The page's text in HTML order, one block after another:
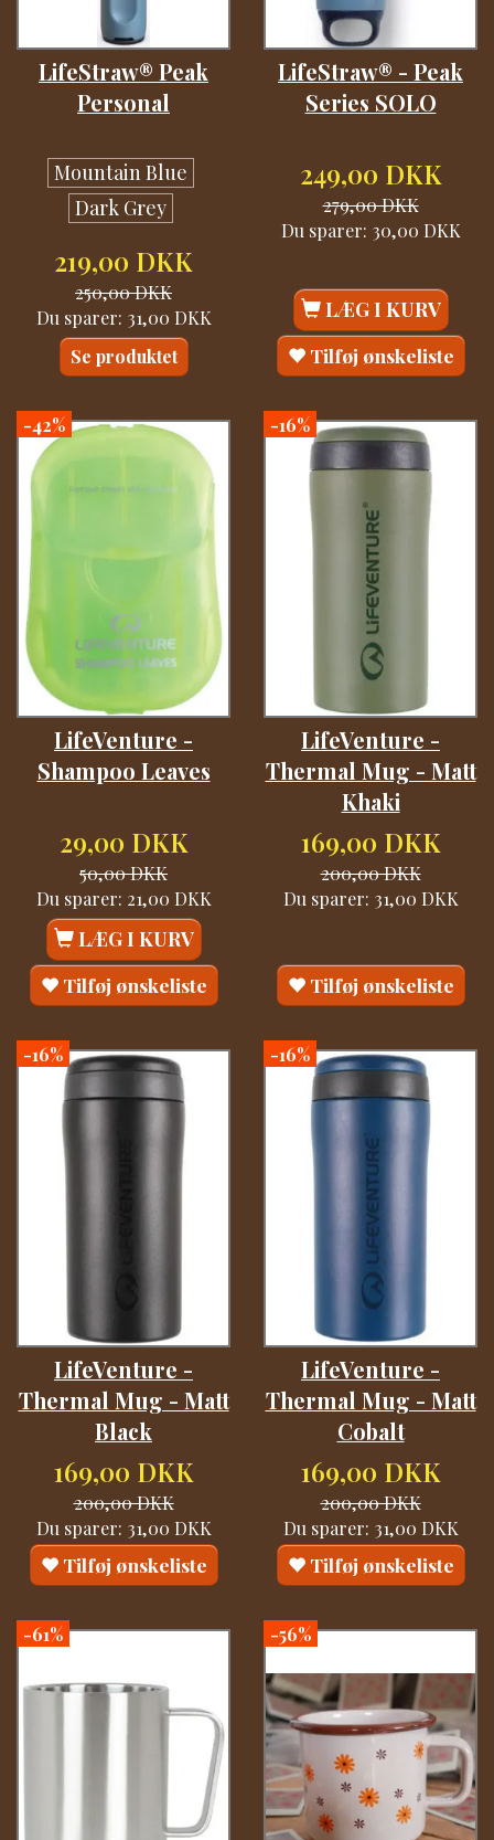
LifeStraw® Peak
Personal
Mountain Blue
Dark Grey
219,00 DKK
250,00 DKK
Du sparer: 31,00 DKK
Se produktet
LifeStraw® - Peak
Series SOLO
249,00 DKK
279,00 DKK
Du sparer: 30,00 DKK
LÆG I KURV
Tilføj ønskeliste
-42%
LifeVenture -
Shampoo Leaves
29,00 DKK
50,00 DKK
Du sparer: 21,00 DKK
LÆG I KURV
Tilføj ønskeliste
-16%
LifeVenture -
Thermal Mug - Matt
Khaki
169,00 DKK
200,00 DKK
Du sparer: 31,00 DKK
Tilføj ønskeliste
-16%
LifeVenture -
Thermal Mug - Matt
Black
169,00 DKK
200,00 DKK
Du sparer: 31,00 DKK
Tilføj ønskeliste
-16%
LifeVenture -
Thermal Mug - Matt
Cobalt
169,00 DKK
200,00 DKK
Du sparer: 31,00 DKK
Tilføj ønskeliste
-61% -56%